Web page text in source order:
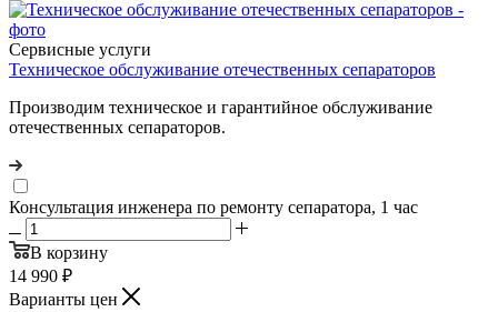
Сервисные услуги
Техническое обслуживание отечественных сепараторов
Производим техническое и гарантийное обслуживание
отечественных сепараторов.
Консультация инженера по ремонту сепаратора, 1 час
В корзину
14 990 ₽
Варианты цен